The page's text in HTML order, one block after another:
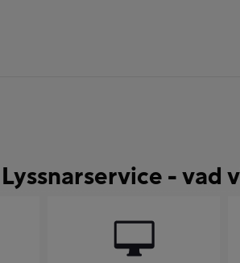
Lyssnarservice - vad